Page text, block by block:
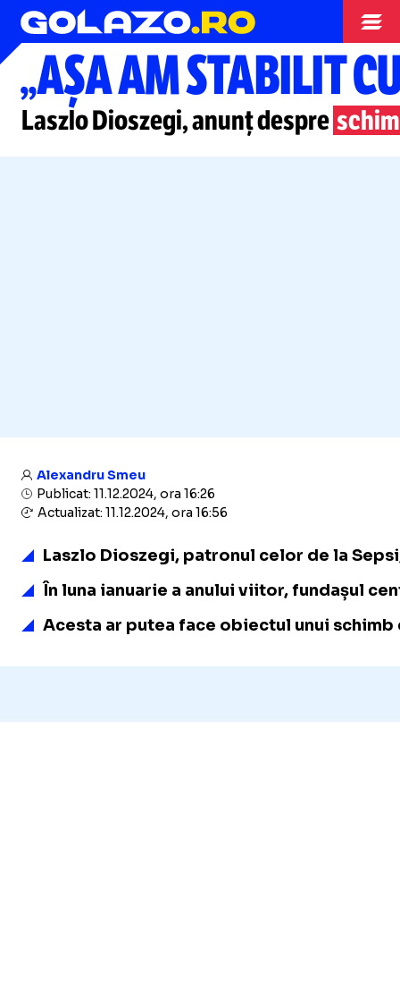
Superliga
„AȘA AM STABILIT
Laszlo Dioszegi, anunț despre
Alexandru Smeu
Publicat: 11.12.2024, ora 16:26
Actualizat: 11.12.2024, ora 16:56
Laszlo Dioszegi, patronul celor de la Sepsi
În luna ianuarie a anului viitor, fundașul
Acesta ar putea face obiectul unui